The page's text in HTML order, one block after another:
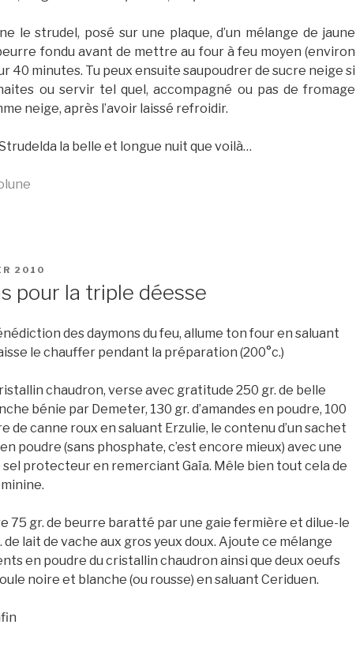
le strudel, posé sur une plaque, d’un mélange de jaune
fondu avant de mettre au four à feu moyen (environ
40 minutes. Tu peux ensuite saupoudrer de sucre neige si
ou servir tel quel, accompagné ou pas de fromage
neige, après l’avoir laissé refroidir.
la belle et longue nuit que voilà…
2010
pour la triple déesse
des daymons du feu, allume ton four en saluant
le chauffer pendant la préparation (200°c.)
chaudron, verse avec gratitude 250 gr. de belle
bénie par Demeter, 130 gr. d’amandes en poudre, 100
de canne roux en saluant Erzulie, le contenu d’un sachet
poudre (sans phosphate, c’est encore mieux) avec une
sel protecteur en remerciant Gaïa. Mêle bien tout cela de
75 gr. de beurre baratté par une gaie fermière et dilue-le
de lait de vache aux gros yeux doux. Ajoute ce mélange
en poudre du cristallin chaudron ainsi que deux oeufs
noire et blanche (ou rousse) en saluant Ceriduen.